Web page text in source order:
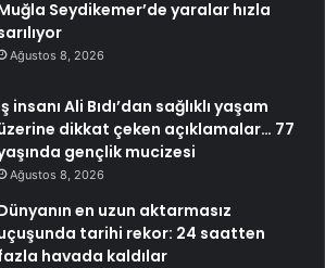
Seydikemer’de yaralar hızla
Ağustos 8, 2026
insanı Ali Bıdı’dan sağlıklı yaşam
dikkat çeken açıklamalar… 77
gençlik mucizesi
Ağustos 8, 2026
en uzun aktarmasız
tarihi rekor: 24 saatten
havada kaldılar